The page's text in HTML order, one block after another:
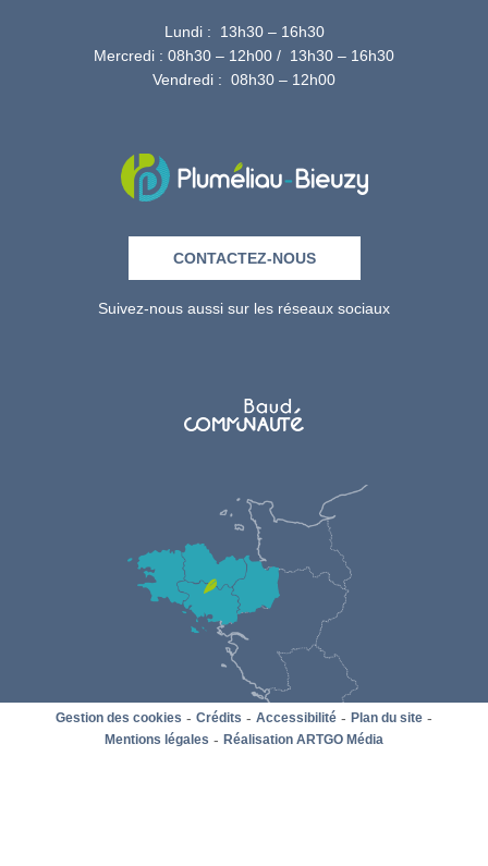
Lundi : 13h30 – 16h30
Mercredi : 08h30 – 12h00 / 13h30 – 16h30
Vendredi : 08h30 – 12h00
CONTACTEZ-NOUS
Suivez-nous aussi sur les réseaux sociaux
Gestion des cookies - Crédits - Accessibilité - Plan du site -
Mentions légales - Réalisation ARTGO Média